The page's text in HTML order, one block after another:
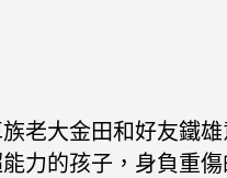
老大金田和好友鐵
力的孩子，身負重傷